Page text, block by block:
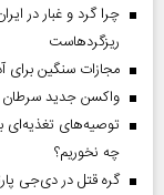
چرا گرد و غبار در
ریزگردهاست
مجازات سنگین برای
واکسن جدید
چه نخوریم؟
گره قتل در دی‌جی پارتی با ۵۰ قسم